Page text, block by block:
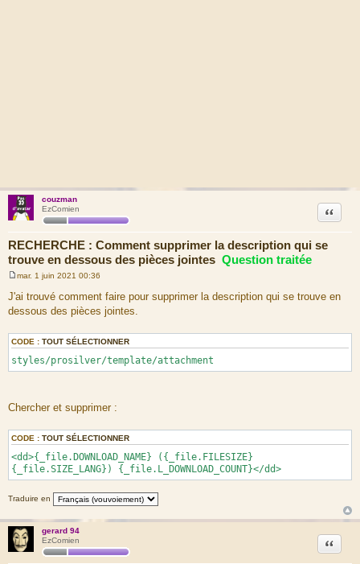
couzman
EzComien
RECHERCHE : Comment supprimer la description qui se
trouve en dessous des pièces jointes Question traitée
Citation
e
s
s
e
mar. 1 juin 2021 00:36
J'ai trouvé comment faire pour supprimer la description qui se trouve en
dessous des pièces jointes.
CODE : TOUT SÉLECTIONNER
styles/prosilver/template/attachment
Chercher et supprimer :
CODE : TOUT SÉLECTIONNER
<dd>{_file.DOWNLOAD_NAME} ({_file.FILESIZE}
{_file.SIZE_LANG}) {_file.L_DOWNLOAD_COUNT}</dd>
Traduire en
gerard 94
EzComien
Citation